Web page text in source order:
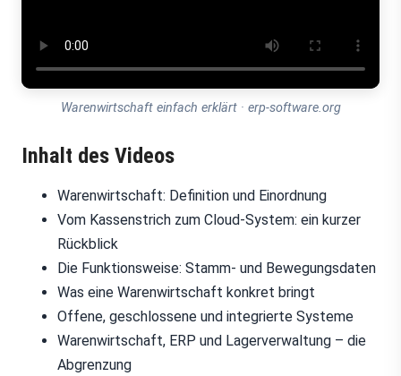
Warenwirtschaft einfach erklärt · erp-software.org
Inhalt des Videos
Warenwirtschaft: Definition und Einordnung
Vom Kassenstrich zum Cloud-System: ein kurzer
Rückblick
Die Funktionsweise: Stamm- und Bewegungsdaten
Was eine Warenwirtschaft konkret bringt
Offene, geschlossene und integrierte Systeme
Warenwirtschaft, ERP und Lagerverwaltung – die
Abgrenzung